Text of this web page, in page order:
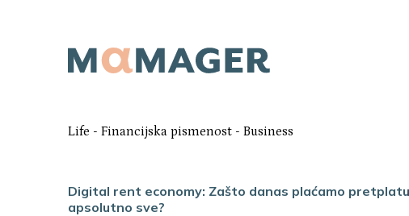
Life - Financijska pismenost - Business
Digital rent economy: Zašto danas plaćamo
apsolutno sve?